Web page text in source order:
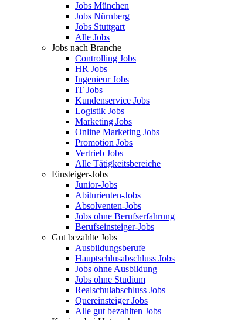
Jobs München
Jobs Nürnberg
Jobs Stuttgart
Alle Jobs
Jobs nach Branche
Controlling Jobs
HR Jobs
Ingenieur Jobs
IT Jobs
Kundenservice Jobs
Logistik Jobs
Marketing Jobs
Online Marketing Jobs
Promotion Jobs
Vertrieb Jobs
Alle Tätigkeitsbereiche
Einsteiger-Jobs
Junior-Jobs
Abiturienten-Jobs
Absolventen-Jobs
Jobs ohne Berufserfahrung
Berufseinsteiger-Jobs
Gut bezahlte Jobs
Ausbildungsberufe
Hauptschlusabschluss Jobs
Jobs ohne Ausbildung
Jobs ohne Studium
Realschulabschluss Jobs
Quereinsteiger Jobs
Alle gut bezahlten Jobs